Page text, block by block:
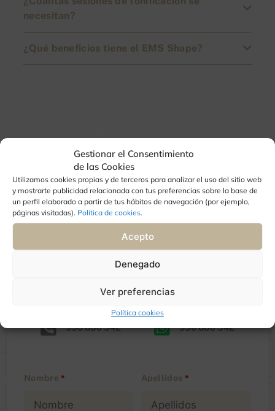
Gestionar el Consentimiento
de las Cookies
Utilizamos cookies propias y de terceros para analizar el uso del sitio web
y mostrarte publicidad relacionada con tus preferencias sobre la base de
un perfil elaborado a partir de tus hábitos de navegación (por ejemplo,
páginas visitadas). Política de cookies.
Acepto
Denegado
Ver preferencias
Política cookies
necesitan?
¿Qué beneficios tiene el EMS Shape?
Y tú, ¿Eliges cuidarte?
Nos puedes encontrar en Aguadulce,
Almería.
CONSULTA INICIAL GRATUITA
950 880 542 950 880 542
Nombre * Apellidos *